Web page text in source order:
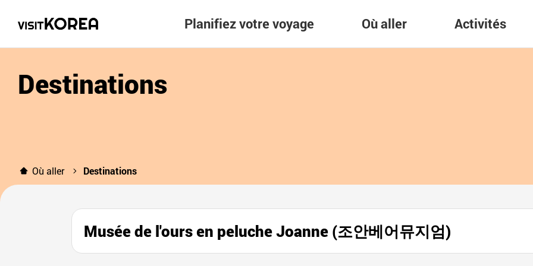
Planifiez votre voyage Où aller Activités
Destinations
Où aller Destinations
Musée de l'ours en peluche Joanne (조안베어뮤지엄)